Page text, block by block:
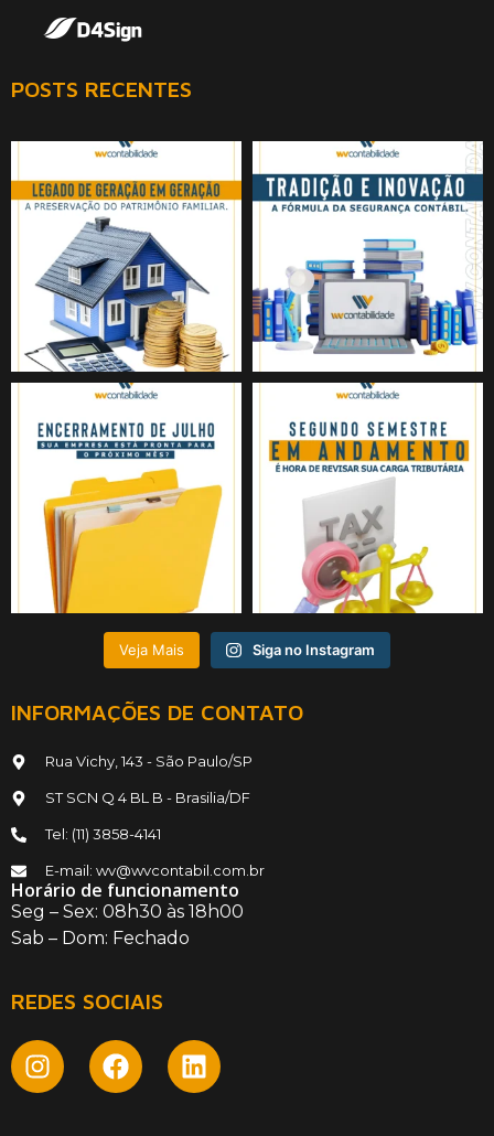
POSTS RECENTES
Veja Mais Siga no Instagram
INFORMAÇÕES DE CONTATO
Rua Vichy, 143 - São Paulo/SP
ST SCN Q 4 BL B - Brasilia/DF
Tel: (11) 3858-4141
E-mail: wv@wvcontabil.com.br
Horário de funcionamento
Seg – Sex: 08h30 às 18h00
Sab – Dom: Fechado
REDES SOCIAIS